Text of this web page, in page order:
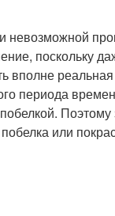
невозможной
поскольку
вполне
периода
или